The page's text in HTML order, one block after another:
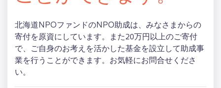
北海道NPOファンドのNPO助成は、みなさまからの
寄付を原資にしています。また20万円以上のご寄付
で、ご自身のお考えを活かした基金を設立して助成事
業を行うことができます。お気軽にお問合せくださ
い。